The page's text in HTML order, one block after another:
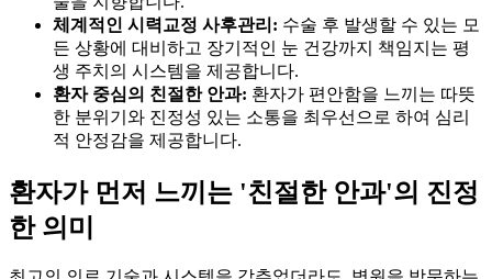
체계적인 시력교정 사후관리: 수술 후 발생할 수 있는 모
든 상황에 대비하고 장기적인 눈 건강까지 책임지는 평
생 주치의 시스템을 제공합니다.
환자 중심의 친절한 안과: 환자가 편안함을 느끼는 따뜻
한 분위기와 진정성 있는 소통을 최우선으로 하여 심리
적 안정감을 제공합니다.
환자가 먼저 느끼는 '친절한 안과'의 진정
한 의미